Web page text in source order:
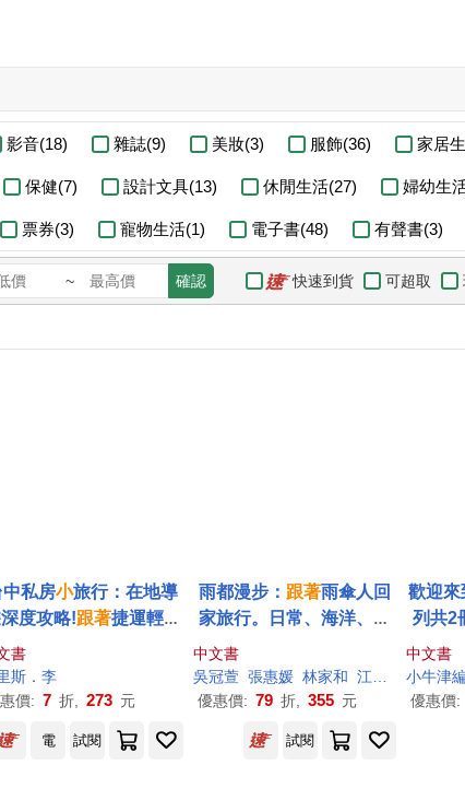
影音(18) 雜誌(9) 美妝(3) 服飾(36) 家居
保健(7) 設計文具(13) 休閒生活(27) 婦幼生
票券(3) 寵物生活(1) 電子書(48) 有聲書(3)
~ 確認 快速到貨 可超取
中私房小旅行：在地導
度攻略!跟著捷運輕鬆
遊，人氣景點、絕品美
、藝文散策，半日&一
樣玩就對了! 暢銷最新
書
斯．李
價: 7 折, 273 元
雨都漫步： 跟著雨傘人回
家旅行。日常、海洋、信
仰、飲食、地景——
行職人踏查基隆五種維度
中文書
吳冠萱 張惠媛 林家和 江懿倫 蘇筱嵐
優惠價: 79 折, 355 元
歡迎來
列共2
本)：
爸爸與
排了一
日場
中文書
小牛津
優惠價:
電 試閱 試閱